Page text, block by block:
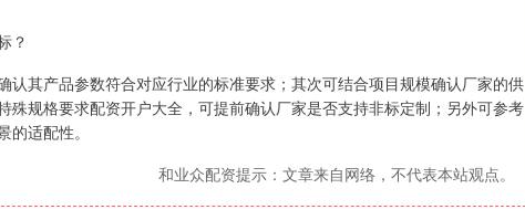
？
其产品参数符合对应行业的标准要求；其次可结合项目规模确认厂家的供
殊规格要求配资开户大全，可提前确认厂家是否支持非标定制；另外可参考
适配性。
和业众配资提示：文章来自网络，不代表本站观点。